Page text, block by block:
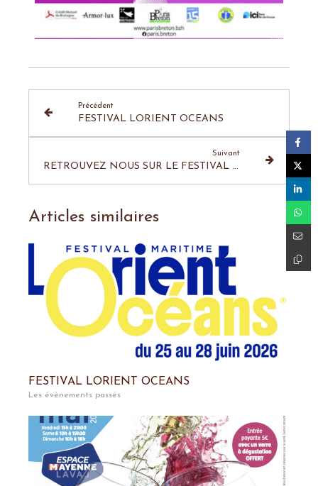
Précédent
FESTIVAL LORIENT OCEANS
Suivant
RETROUVEZ NOUS SUR LE FESTIVAL INTERCELTIQUE
Articles similaires
FESTIVAL LORIENT OCEANS
Les évènements passés